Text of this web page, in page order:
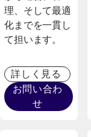
理、そして最適
化までを一貫し
て担います。
詳しく見る
お問い合わ
せ